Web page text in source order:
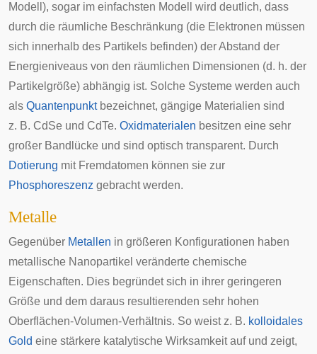
Modell), sogar im einfachsten Modell wird deutlich, dass
durch die räumliche Beschränkung (die Elektronen müssen
sich innerhalb des Partikels befinden) der Abstand der
Energieniveaus von den räumlichen Dimensionen (d. h. der
Partikelgröße) abhängig ist. Solche Systeme werden auch
als Quantenpunktbezeichnet, gängige Materialien sind
z. B. CdSe und CdTe. Oxidmaterialen besitzen eine sehr
großer Bandlücke und sind optisch transparent. Durch
Dotierung mit Fremdatomen können sie zur
Phosphoreszenz gebracht werden.
Metalle
Gegenüber Metallen in größeren Konfigurationen haben
metallische Nanopartikel veränderte chemische
Eigenschaften. Dies begründet sich in ihrer geringeren
Größe und dem daraus resultierenden sehr hohen
Oberflächen-Volumen-Verhältnis. So weist z. B. kolloidales
Gold eine stärkere katalytische Wirksamkeit auf und zeigt,